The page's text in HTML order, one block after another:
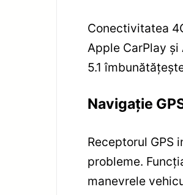
Conectivitatea
Apple CarPlay
5.1
Navigație
Receptorul GPS
probleme.
manevrele